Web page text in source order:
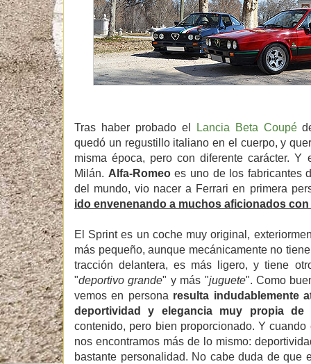
Tras haber probado el Lancia Beta Coupé
quedó un regustillo italiano en el cuerpo, y
misma época, pero con diferente carácter.
Milán. Alfa-Romeoes uno de los fabricantes
del mundo, vio nacer a Ferrari en primera
ido envenenando a muchos aficionados
El Sprint es un coche muy original,
más pequeño, aunque mecánicamente no
tracción delantera, es más ligero, y tiene
"deportivo grande" y más "juguete". Como
vemos en persona resulta indudablemente
deportividad y elegancia muy propia de
contenido, pero bien proporcionado. Y
nos encontramos más de lo mismo:
bastante personalidad. No cabe duda de que